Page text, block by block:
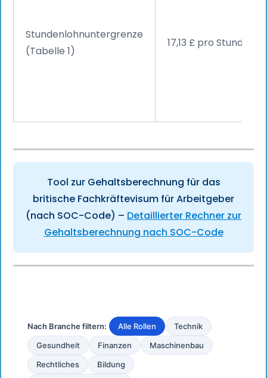
Stundenlohnuntergrenze
(Tabelle 1)
17,13 £ pro Stunde
Tool zur Gehaltsberechnung für das
britische Fachkräftevisum für Arbeitgeber
(nach SOC-Code) – Detaillierter Rechner zur
Gehaltsberechnung nach SOC-Code
Nach Branche filtern: Alle Rollen
Technik
Gesundheit
Finanzen
Maschinenbau
Rechtliches
Bildung